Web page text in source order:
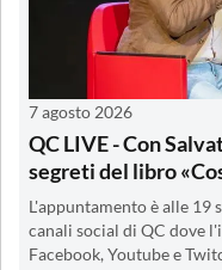
7 agosto 2026
QC LIVE - Con
segreti del libro
L'appuntamento è alle 19
canali social di QC dove
Facebook, Youtube e